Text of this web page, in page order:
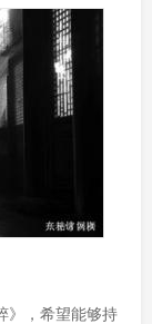
》，希望能够持